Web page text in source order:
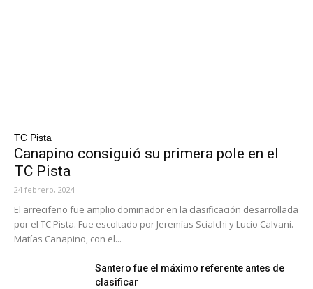
TC Pista
Canapino consiguió su primera pole en el
TC Pista
24 febrero, 2024
El arrecifeño fue amplio dominador en la clasificación desarrollada
por el TC Pista. Fue escoltado por Jeremías Scialchi y Lucio Calvani.
Matías Canapino, con el...
Santero fue el máximo referente antes de
clasificar